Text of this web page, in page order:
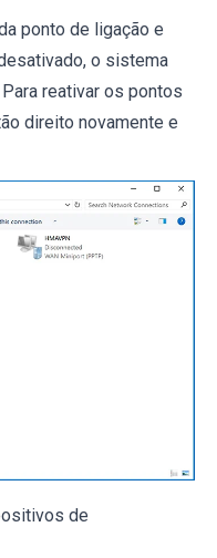
ponto de ligação e
o sistema
reativar os pontos
direito novamente e
de